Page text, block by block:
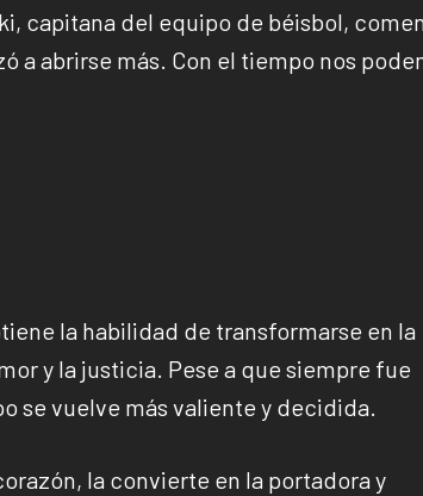
capitana del equipo de béisbol,
a abrirse más. Con el tiempo nos
la habilidad de transformarse en la
y la justicia. Pese a que siempre fue
se vuelve más valiente y decidida.
la convierte en la portadora y